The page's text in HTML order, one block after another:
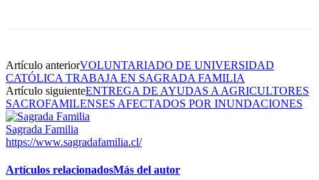
Artículo anteriorVOLUNTARIADO DE UNIVERSIDAD
CATÓLICA TRABAJA EN SAGRADA FAMILIA
Artículo siguienteENTREGA DE AYUDAS A AGRICULTORES
SACROFAMILENSES AFECTADOS POR INUNDACIONES
Sagrada Familia
https://www.sagradafamilia.cl/
Artículos relacionadosMás del autor